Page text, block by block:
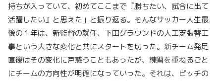
持ちが入っていて、初めてここまで『勝ちたい、試合に出て
活躍したい』と思えた」と振り返る。そんなサッカー人生最
後の１年は、新監督の就任、下田グラウンドの人工芝張替工
事という大きな変化と共にスタートを切った。新チーム発足
直後はその変化に戸惑うこともあったが、練習を重ねるごと
にチームの方向性が明確になっていった。それは、ピッチの